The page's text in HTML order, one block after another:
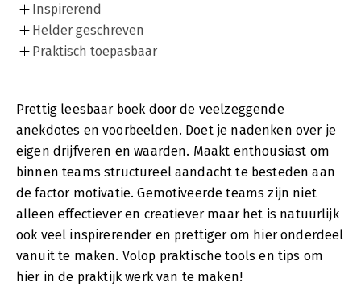
Inspirerend
Helder geschreven
Praktisch toepasbaar
Prettig leesbaar boek door de veelzeggende
anekdotes en voorbeelden. Doet je nadenken over je
eigen drijfveren en waarden. Maakt enthousiast om
binnen teams structureel aandacht te besteden aan
de factor motivatie. Gemotiveerde teams zijn niet
alleen effectiever en creatiever maar het is natuurlijk
ook veel inspirerender en prettiger om hier onderdeel
vanuit te maken. Volop praktische tools en tips om
hier in de praktijk werk van te maken!